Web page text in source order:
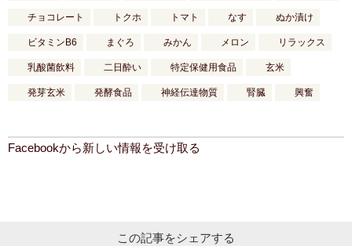
チョコレート トクホ トマト なす ぬか漬け
ビタミンB6 まぐろ みかん メロン リラックス
乳酸菌飲料 二日酔い 特定保健用食品 玄米
発芽玄米 発酵食品 神経伝達物質 腎臓 興奮
Facebookから新しい情報を受け取る
この記事をシェアする